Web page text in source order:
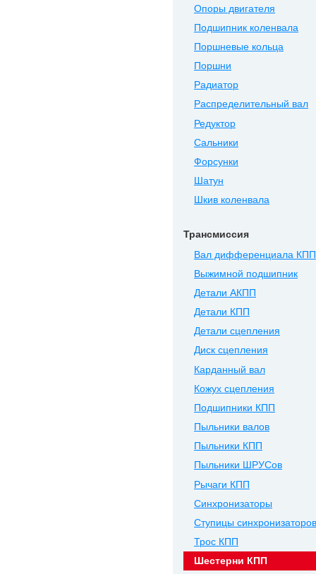
Опоры двигателя
Подшипник коленвала
Поршневые кольца
Поршни
Радиатор
Распределительный вал
Редуктор
Сальники
Форсунки
Шатун
Шкив коленвала
Трансмиссия
Вал дифференциала КПП
Выжимной подшипник
Детали АКПП
Детали КПП
Детали сцепления
Диск сцепления
Карданный вал
Кожух сцепления
Подшипники КПП
Пыльники валов
Пыльники КПП
Пыльники ШРУСов
Рычаги КПП
Синхронизаторы
Ступицы синхронизаторов
Трос КПП
Шестерни КПП